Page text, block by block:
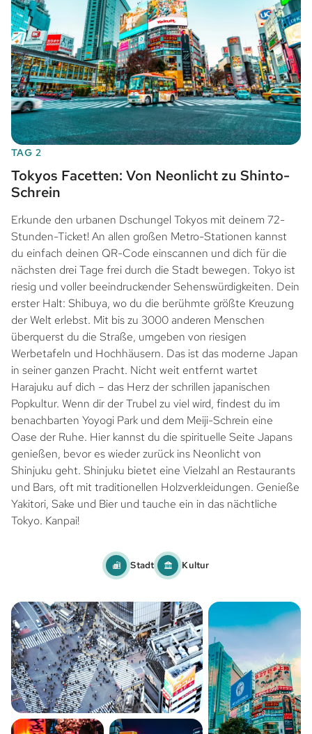
TAG 2
Tokyos Facetten: Von Neonlicht zu Shinto-
Schrein
Erkunde den urbanen Dschungel Tokyos mit deinem 72-
Stunden-Ticket! An allen großen Metro-Stationen kannst
du einfach deinen QR-Code einscannen und dich für die
nächsten drei Tage frei durch die Stadt bewegen. Tokyo ist
riesig und voller beeindruckender Sehenswürdigkeiten. Dein
erster Halt: Shibuya, wo du die berühmte größte Kreuzung
der Welt erlebst. Mit bis zu 3000 anderen Menschen
überquerst du die Straße, umgeben von riesigen
Werbetafeln und Hochhäusern. Das ist das moderne Japan
in seiner ganzen Pracht. Nicht weit entfernt wartet
Harajuku auf dich – das Herz der schrillen japanischen
Popkultur. Wenn dir der Trubel zu viel wird, findest du im
benachbarten Yoyogi Park und dem Meiji-Schrein eine
Oase der Ruhe. Hier kannst du die spirituelle Seite Japans
genießen, bevor es wieder zurück ins Neonlicht von
Shinjuku geht. Shinjuku bietet eine Vielzahl an Restaurants
und Bars, oft mit traditionellen Holzverkleidungen. Genieße
Yakitori, Sake und Bier und tauche ein in das nächtliche
Tokyo. Kanpai!
Stadt Kultur